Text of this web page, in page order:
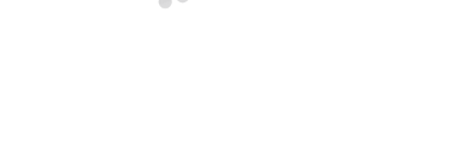
开发智慧工地系统，市场潜力几何与成本几何？有哪些